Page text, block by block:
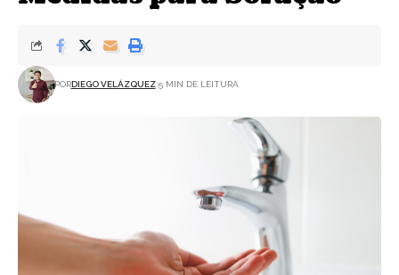
PORDIEGO VELÁZQUEZ 5 MIN DE LEITURA